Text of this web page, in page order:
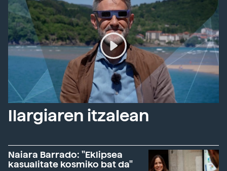
Ilargiaren itzalean
Naiara Barrado: "Eklipsea
kasualitate kosmiko bat da"